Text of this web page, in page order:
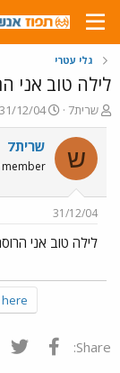
גלי עטרי
לילה טוב אני
פ
ו
ת
ח
ה
ש
א
שרית7
פ
ו
ר
ם
ר
31/12/04
ש שרית7
member
31/12/04
לילה טוב אני
Share: פייסבוק